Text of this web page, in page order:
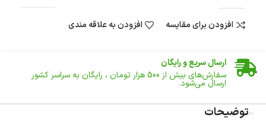
افزودن برای مقایسه افزودن به علاقه مندی
ضمانت اصالت کالا
ارسال سریع و رایگان
سفارش‌های بیش از 500 هزار تومان ، رایگان به سراسر کشور
ارسال می‌شود.
تا 14 روز پس از تحویل کالا می‌توانید آن را برگشت دهید.
توضیحات